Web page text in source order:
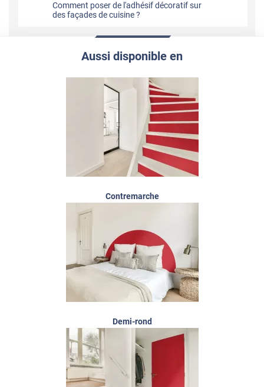
Comment poser de l'adhésif décoratif sur
des façades de cuisine ?
Aussi disponible en
Contremarche
Demi-rond